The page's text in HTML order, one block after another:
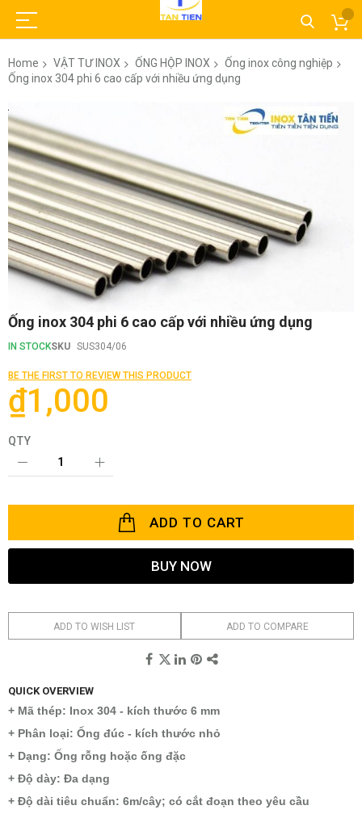
Home VẬT TƯ INOX ỐNG HỘP INOX
Ống inox công nghiệp
Ống inox 304 phi 6 cao cấp với nhiều ứng dụng
Skip
to
the
end
of
the
images
gallery
Skip
to
the
of
the
images
gallery
Ống inox 304 phi 6 cao cấp với nhiều ứng dụng
IN STOCKSKU SUS304/06
BE THE FIRST TO REVIEW THIS PRODUCT
₫1,000
QTY
ADD TO CART
BUY NOW
ADD TO WISH LIST ADD TO COMPARE
QUICK OVERVIEW
+ Mã thép: Inox 304 - kích thước 6 mm
+ Phân loại: Ống đúc - kích thước nhỏ
+ Dạng: Ống rỗng hoặc ống đặc
+ Độ dày: Đa dạng
+ Độ dài tiêu chuẩn: 6m/cây; có cắt đoạn theo yêu cầu